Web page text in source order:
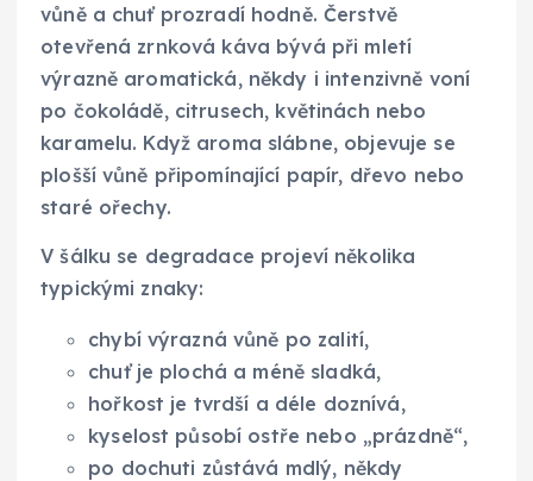
vůně a chuť prozradí hodně. Čerstvě
otevřená zrnková káva bývá při mletí
výrazně aromatická, někdy i intenzivně voní
po čokoládě, citrusech, květinách nebo
karamelu. Když aroma slábne, objevuje se
plošší vůně připomínající papír, dřevo nebo
staré ořechy.
V šálku se degradace projeví několika
typickými znaky:
chybí výrazná vůně po zalití,
chuť je plochá a méně sladká,
hořkost je tvrdší a déle doznívá,
kyselost působí ostře nebo „prázdně“,
po dochuti zůstává mdlý, někdy